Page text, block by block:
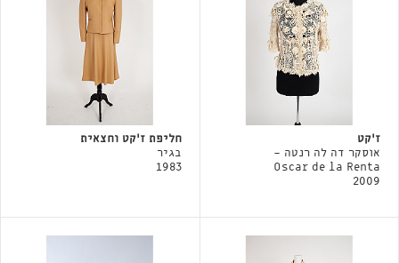
ז'קט
אוסקר דה לה רנטה -
Oscar de la Renta
2009
חליפת ז'קט וחצאית
בגיר
1983